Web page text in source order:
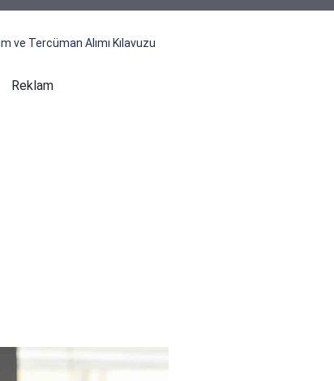
ve Tercüman Alımı Kılavuzu
Reklam